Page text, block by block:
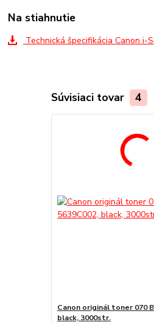
Na stiahnutie
Technická špecifikácia Canon i-
Súvisiaci tovar 4
Canon originál toner 070
black, 3000str.